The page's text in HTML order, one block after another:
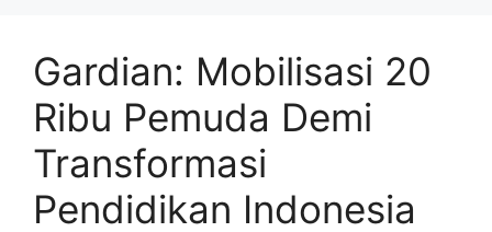
Gardian: Mobilisasi 20
Ribu Pemuda Demi
Transformasi
Pendidikan Indonesia